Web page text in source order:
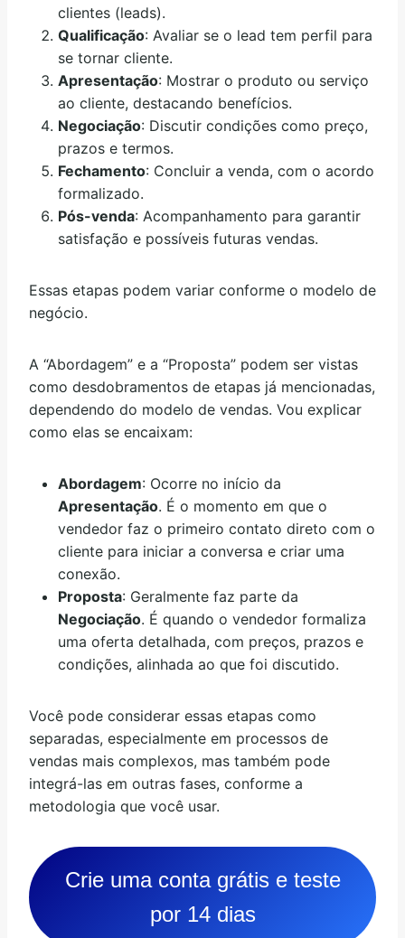
clientes (leads).
Qualificação: Avaliar se o lead tem perfil para
se tornar cliente.
Apresentação: Mostrar o produto ou serviço
ao cliente, destacando benefícios.
Negociação: Discutir condições como preço,
prazos e termos.
Fechamento: Concluir a venda, com o acordo
formalizado.
Pós-venda: Acompanhamento para garantir
satisfação e possíveis futuras vendas.
Essas etapas podem variar conforme o modelo de
negócio.
A “Abordagem” e a “Proposta” podem ser vistas
como desdobramentos de etapas já mencionadas,
dependendo do modelo de vendas. Vou explicar
como elas se encaixam:
Abordagem: Ocorre no início da
Apresentação. É o momento em que o
vendedor faz o primeiro contato direto com o
cliente para iniciar a conversa e criar uma
conexão.
Proposta: Geralmente faz parte da
Negociação. É quando o vendedor formaliza
uma oferta detalhada, com preços, prazos e
condições, alinhada ao que foi discutido.
Você pode considerar essas etapas como
separadas, especialmente em processos de
vendas mais complexos, mas também pode
integrá-las em outras fases, conforme a
metodologia que você usar.
Crie uma conta grátis e teste
por 14 dias